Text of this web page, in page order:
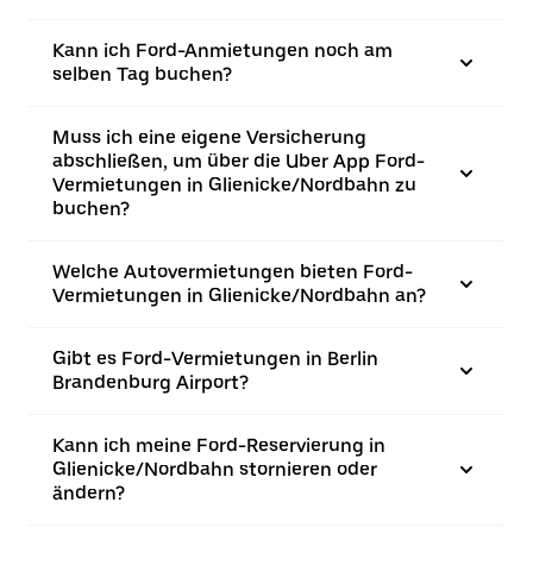
Kann ich Ford-Anmietungen noch am
selben Tag buchen?
Muss ich eine eigene Versicherung
abschließen, um über die Uber App Ford-
Vermietungen in Glienicke/Nordbahn zu
buchen?
Welche Autovermietungen bieten Ford-
Vermietungen in Glienicke/Nordbahn an?
Gibt es Ford-Vermietungen in Berlin
Brandenburg Airport?
Kann ich meine Ford-Reservierung in
Glienicke/Nordbahn stornieren oder
ändern?